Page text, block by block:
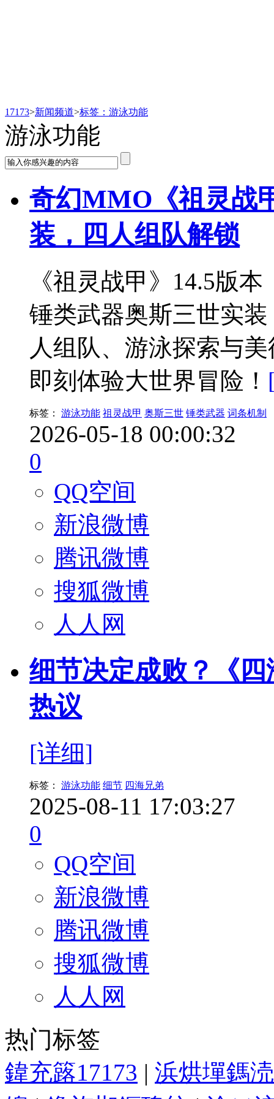
17173>新闻频道>标签：游泳功能
游泳功能
奇幻MMO《祖灵战
装，四人组队解锁
《祖灵战甲》14.5版
锤类武器奥斯三世实
人组队、游泳探索与
即刻体验大世界冒险！
标签： 游泳功能 祖灵战甲 奥斯三世 锤类武器 词条机制
2026-05-18 00:00:32
0
QQ空间
新浪微博
腾讯微博
搜狐微博
人人网
细节决定成败？《
热议
[详细]
标签： 游泳功能 细节 四海兄弟
2025-08-11 17:03:27
0
QQ空间
新浪微博
腾讯微博
搜狐微博
人人网
热门标签
鍏充簬17173 | 浜烘墠鎷